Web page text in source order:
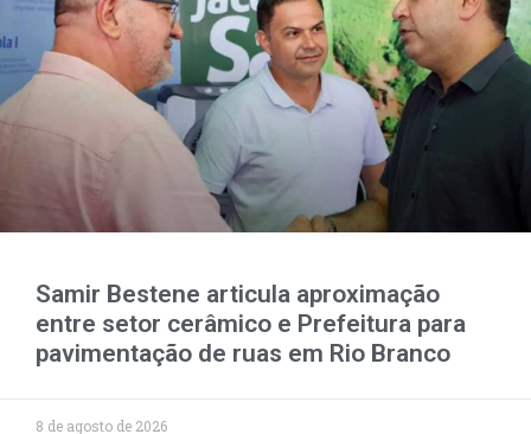
Samir Bestene articula aproximação
entre setor cerâmico e Prefeitura para
pavimentação de ruas em Rio Branco
8 de agosto de 2026